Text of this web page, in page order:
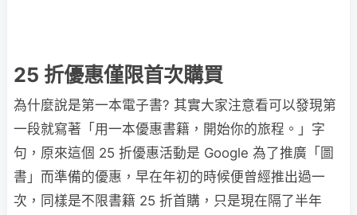
25 折優惠僅限首次購買
為什麼說是第一本電子書? 其實大家注意看可以發現第
一段就寫著「用一本優惠書籍，開始你的旅程。」字
句，原來這個 25 折優惠活動是 Google 為了推廣「圖
書」而準備的優惠，早在年初的時候便曾經推出過一
次，同樣是不限書籍 25 折首購，只是現在隔了半年